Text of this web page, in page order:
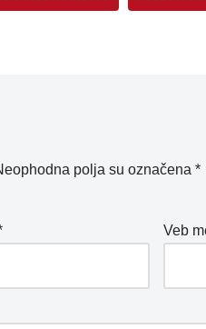
polja su označena *
Veb